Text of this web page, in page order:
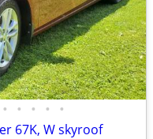
• • • • •
67K, W skyroof